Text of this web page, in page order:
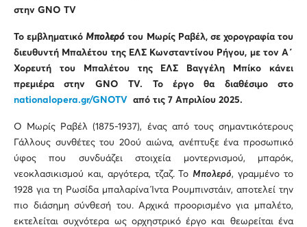
στην GNO TV
Το εμβληματικόΜπολερό του Μωρίς Ραβέλ, σε χορογραφία του
διευθυντή Μπαλέτου της ΕΛΣ Κωνσταντίνου Ρήγου, με τον Α΄
Χορευτή του Μπαλέτου της ΕΛΣ Βαγγέλη Μπίκο κάνει
πρεμιέρα στην GNO TV. Το έργο θα διαθέσιμο στο
nationalopera.gr/GNOTV
από τις 7 Απριλίου 2025.
Ο Μωρίς Ραβέλ (1875-1937), ένας από τους σημαντικότερους
Γάλλους συνθέτες του 20ού αιώνα, ανέπτυξε ένα προσωπικό
ύφος που συνδυάζει στοιχεία μοντερνισμού, μπαρόκ,
νεοκλασικισμού και, αργότερα, τζαζ. Το Μπολερό, γραμμένο το
1928 για τη Ρωσίδα μπαλαρίνα Ίντα Ρουμπινστάιν, αποτελεί την
πιο διάσημη σύνθεσή του. Αρχικά προορισμένο για μπαλέτο,
εκτελείται συχνότερα ως ορχηστρικό έργο και θεωρείται ένα